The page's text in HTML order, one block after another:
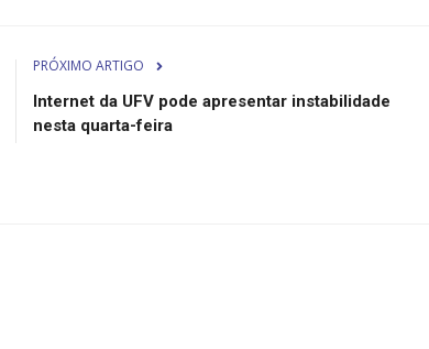
PRÓXIMO ARTIGO
Internet da UFV pode apresentar instabilidade
nesta quarta-feira